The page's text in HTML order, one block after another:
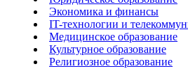
Экономика и финансы
IT-технологии и
Медицинское образование
Культурное образование
Религиозное образование